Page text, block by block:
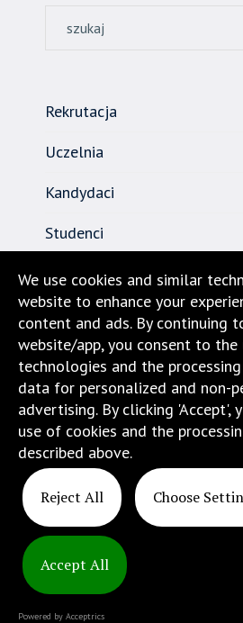
Rekrutacja
Uczelnia
Kandydaci
Studenci
Pracownicy
Nauka
Biuro karier
Kontakt
Dojazd i lokalizacja
We use cookies and similar
website to enhance your
content and ads. By continuing
website/app, you consent to
technologies and the
data for personalized and non-
advertising. By clicking 'Accept',
use of cookies and the
described above.
Reject All Choose
Accept All
Powered by Acceptrics